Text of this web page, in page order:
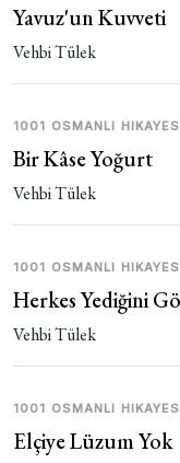
Yavuz'un Kuvveti
Vehbi Tülek
1001 OSMANLI
Bir Kâse Yoğurt
Vehbi Tülek
1001 OSMANLI
Herkes Yediğini
Vehbi Tülek
1001 OSMANLI
Elçiye Lüzum Yok